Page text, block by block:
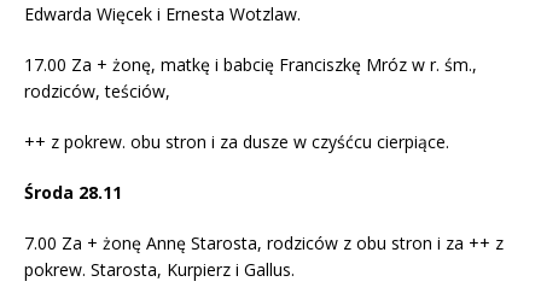
Edwarda Więcek i Ernesta Wotzlaw.
17.00 Za + żonę, matkę i babcię Franciszkę Mróz w r. śm.,
rodziców, teściów,
++ z pokrew. obu stron i za dusze w czyśćcu cierpiące.
Środa 28.11
7.00 Za + żonę Annę Starosta, rodziców z obu stron i za ++ z
pokrew. Starosta, Kurpierz i Gallus.